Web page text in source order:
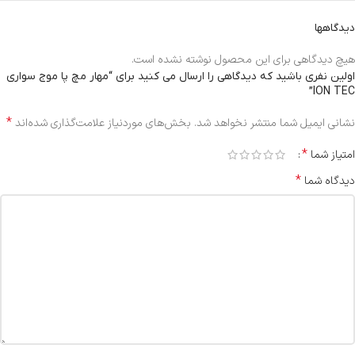
دیدگاهها
هیچ دیدگاهی برای این محصول نوشته نشده است.
اولین نفری باشید که دیدگاهی را ارسال می کنید برای “مهار مچ پا موج سواری
ION TEC”
نشانی ایمیل شما منتشر نخواهد شد. بخش‌های موردنیاز علامت‌گذاری شده‌اند*
امتیاز شما *
دیدگاه شما *